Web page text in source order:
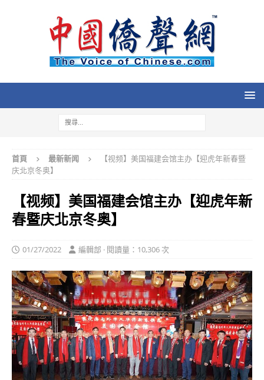
首頁 最新新闻
【视频】美国福建会馆主办【迎虎年新春暨
庆北京冬奥】
【视频】美国福建会馆主办【迎虎年新
春暨庆北京冬奥】
01/27/2022 編輯部 · 閱讀量：10,306 次